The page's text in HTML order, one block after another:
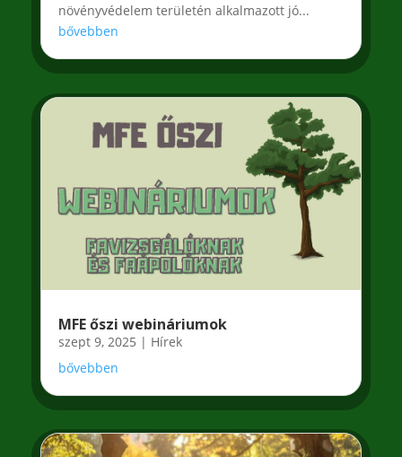
növényvédelem területén alkalmazott jó...
bővebben
MFE őszi webináriumok
szept 9, 2025 | Hírek
bővebben